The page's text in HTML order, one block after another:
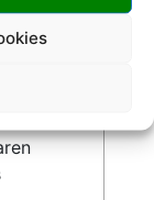
mit der